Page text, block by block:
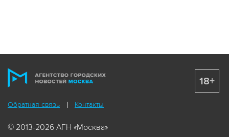
Обратная связь Контакты
© 2013-2026 АГН «Москва»
18+